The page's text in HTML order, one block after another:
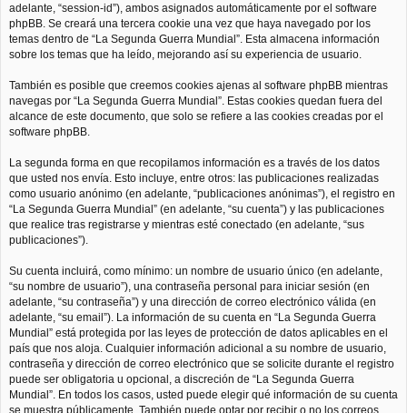
adelante, “session-id”), ambos asignados automáticamente por el software
phpBB. Se creará una tercera cookie una vez que haya navegado por los
temas dentro de “La Segunda Guerra Mundial”. Esta almacena información
sobre los temas que ha leído, mejorando así su experiencia de usuario.
También es posible que creemos cookies ajenas al software phpBB mientras
navegas por “La Segunda Guerra Mundial”. Estas cookies quedan fuera del
alcance de este documento, que solo se refiere a las cookies creadas por el
software phpBB.
La segunda forma en que recopilamos información es a través de los datos
que usted nos envía. Esto incluye, entre otros: las publicaciones realizadas
como usuario anónimo (en adelante, “publicaciones anónimas”), el registro en
“La Segunda Guerra Mundial” (en adelante, “su cuenta”) y las publicaciones
que realice tras registrarse y mientras esté conectado (en adelante, “sus
publicaciones”).
Su cuenta incluirá, como mínimo: un nombre de usuario único (en adelante,
“su nombre de usuario”), una contraseña personal para iniciar sesión (en
adelante, “su contraseña”) y una dirección de correo electrónico válida (en
adelante, “su email”). La información de su cuenta en “La Segunda Guerra
Mundial” está protegida por las leyes de protección de datos aplicables en el
país que nos aloja. Cualquier información adicional a su nombre de usuario,
contraseña y dirección de correo electrónico que se solicite durante el registro
puede ser obligatoria u opcional, a discreción de “La Segunda Guerra
Mundial”. En todos los casos, usted puede elegir qué información de su cuenta
se muestra públicamente. También puede optar por recibir o no los correos